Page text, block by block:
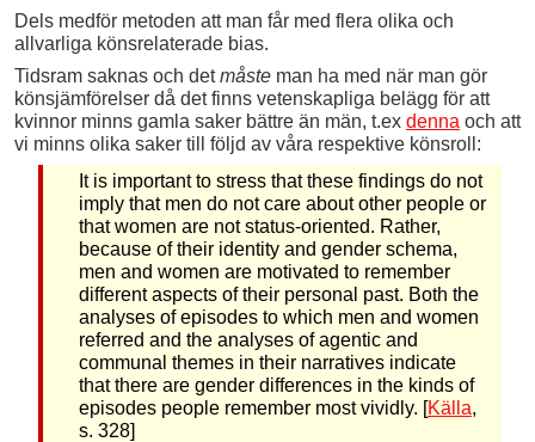
Dels medför metoden att man får med flera olika och
allvarliga könsrelaterade bias.
Tidsram saknas och detmåste man ha med när man gör
könsjämförelser då det finns vetenskapliga belägg för att
kvinnor minns gamla saker bättre än män, t.ex denna och att
vi minns olika saker till följd av våra respektive könsroll:
It is important to stress that these findings do not
imply that men do not care about other people or
that women are not status-oriented. Rather,
because of their identity and gender schema,
men and women are motivated to remember
different aspects of their personal past. Both the
analyses of episodes to which men and women
referred and the analyses of agentic and
communal themes in their narratives indicate
that there are gender differences in the kinds of
episodes people remember most vividly. [Källa,
s. 328]